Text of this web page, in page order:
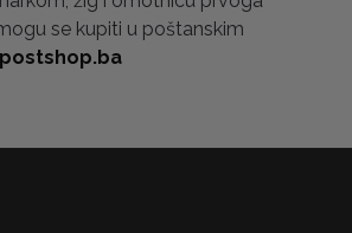
se kupiti u poštanskim